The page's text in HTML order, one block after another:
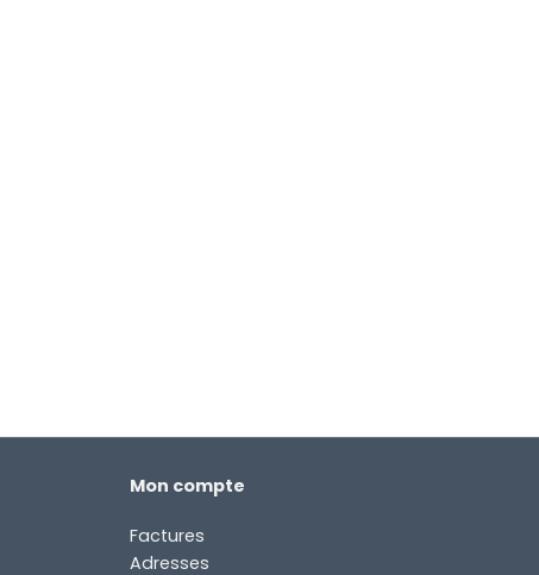
Mon compte
Factures
Adresses